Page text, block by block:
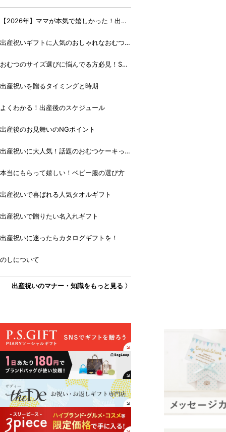
【2026年】ママが本気で嬉しかった！出産
出産祝いギフトに人気のおしゃれなおむつケ
おむつのサイズ選びに悩んでる方必見！Sサ
出産祝いを贈るタイミングと時期
よくわかる！出産後のスケジュール
出産後のお見舞いのNGポイント
出産祝いに大人気！話題のおむつケーキっ
本当にもらって嬉しい！ベビー服の選び方
出産祝いで喜ばれる人気タオルギフト
出産祝いで贈りたい名入れギフト
出産祝いに迷ったらカタログギフトを！
のしについて
出産祝いのマナー・知識をもっと見る 〉